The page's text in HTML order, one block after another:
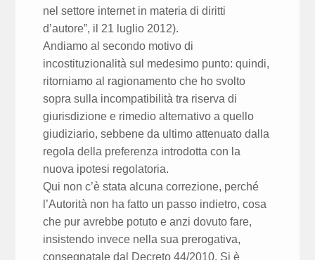
nel settore internet in materia di diritti
d’autore”, il 21 luglio 2012).
Andiamo al secondo motivo di
incostituzionalità sul medesimo punto: quindi,
ritorniamo al ragionamento che ho svolto
sopra sulla incompatibilità tra riserva di
giurisdizione e rimedio alternativo a quello
giudiziario, sebbene da ultimo attenuato dalla
regola della preferenza introdotta con la
nuova ipotesi regolatoria.
Qui non c’è stata alcuna correzione, perché
l’Autorità non ha fatto un passo indietro, cosa
che pur avrebbe potuto e anzi dovuto fare,
insistendo invece nella sua prerogativa,
consegnatale dal Decreto 44/2010. Si è